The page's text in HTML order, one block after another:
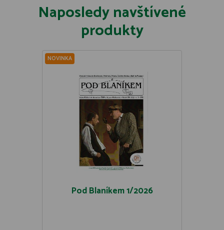
Naposledy navštívené
produkty
NOVINKA
Pod Blaníkem 1/2026